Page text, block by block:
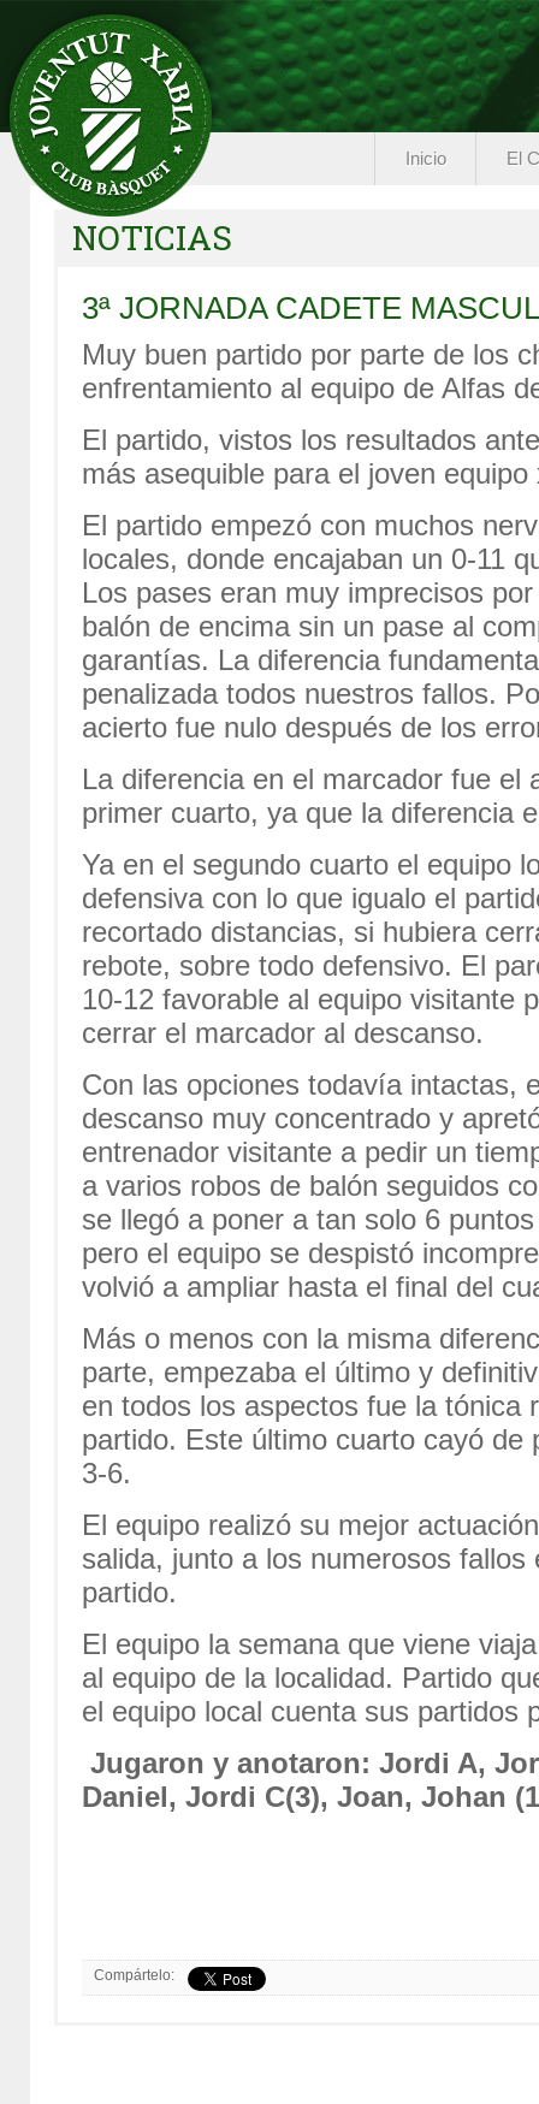
Inicio El
NOTICIAS
3ª JORNADA CADETE
Muy buen partido por parte de los
enfrentamiento al equipo de Alfas
El partido, vistos los resultados
más asequible para el joven equipo
El partido empezó con muchos
locales, donde encajaban un 0-11
Los pases eran muy imprecisos
balón de encima sin un pase al
garantías. La diferencia
penalizada todos nuestros fallos.
acierto fue nulo después de los
La diferencia en el marcador fue el
primer cuarto, ya que la diferencia
Ya en el segundo cuarto el equipo
defensiva con lo que igualo el
recortado distancias, si hubiera
rebote, sobre todo defensivo. El
10-12 favorable al equipo visitante
cerrar el marcador al descanso.
Con las opciones todavía intactas,
descanso muy concentrado y
entrenador visitante a pedir un
a varios robos de balón seguidos
se llegó a poner a tan solo 6
pero el equipo se despistó
volvió a ampliar hasta el final del
Más o menos con la misma
parte, empezaba el último y
en todos los aspectos fue la tónica
partido. Este último cuarto cayó de
3-6.
El equipo realizó su mejor
salida, junto a los numerosos
partido.
El equipo la semana que viene
al equipo de la localidad. Partido
el equipo local cuenta sus partidos
Jugaron y anotaron: Jordi A,
Daniel, Jordi C(3), Joan, Johan
Compártelo: